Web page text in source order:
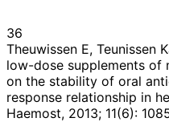
36
Theuwissen E, Teunissen
low-dose supplements of
on the stability of oral
response relationship in
Haemost, 2013; 11(6):